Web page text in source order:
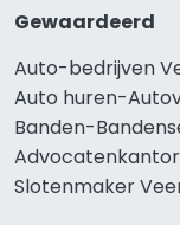
Gewaardeerd
Auto-bedrijven
Auto huren-
Banden-
Slotenmaker